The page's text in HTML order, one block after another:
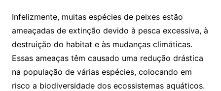
Infelizmente, muitas espécies de peixes estão
ameaçadas de extinção devido à pesca excessiva, à
destruição do habitat e às mudanças climáticas.
Essas ameaças têm causado uma redução drástica
na população de várias espécies, colocando em
risco a biodiversidade dos ecossistemas aquáticos.